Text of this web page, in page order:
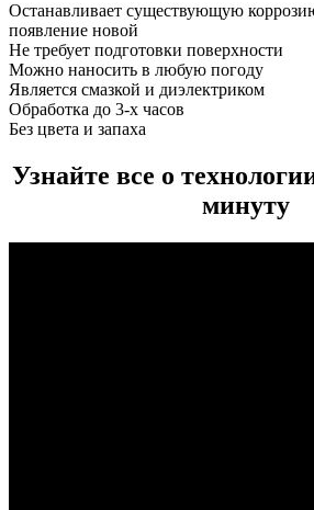
Останавливает существующую
появление новой
Не требует подготовки поверхности
Можно наносить в любую погоду
Является смазкой и диэлектриком
Обработка до 3-х часов
Без цвета и запаха
Узнайте все о
минуту